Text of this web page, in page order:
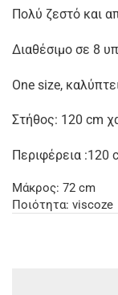
Πολύ ζεστό και
Διαθέσιμο σε 8
One size,
Στήθος: 120 cm
Περιφέρεια :120
Μάκρος: 72 cm
Ποιότητα: viscoze